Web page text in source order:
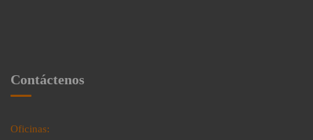
Contáctenos
Oficinas: